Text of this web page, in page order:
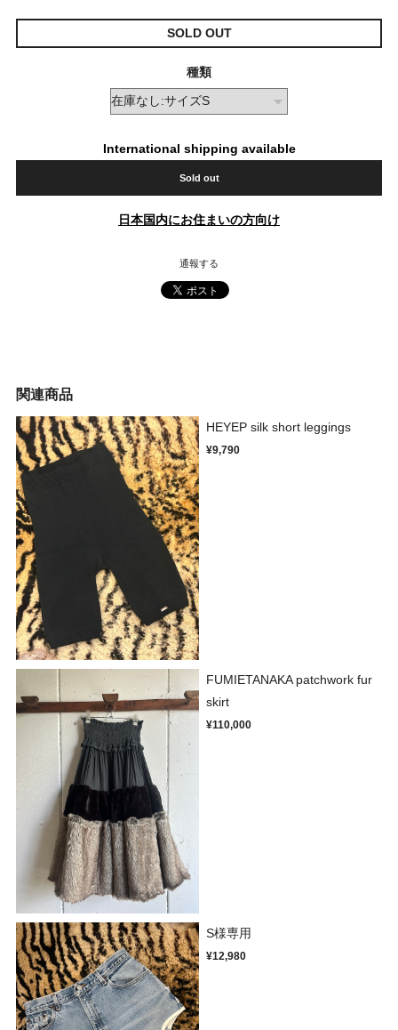
SOLD OUT
種類
International shipping available
Sold out
日本国内にお住まいの方向け
通報する
関連商品
HEYEP silk short leggings
¥9,790
FUMIETANAKA patchwork fur
skirt
¥110,000
S様専用
¥12,980